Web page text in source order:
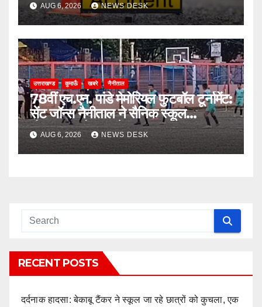
AUG 6, 2026 NEWS DESK
उत्तराखण्ड कुमाऊँ खबरे नैनीताल
78वीं एच.एन. पांडे मेमोरियल फुटबॉल टूर्नामेंट:
सेंट जॉन्स नैनीताल ने सैनिक स्कूल
घोड़ाखाल को 1-0 से हराया
AUG 6, 2026 NEWS DESK
RECENT POSTS
दर्दनाक हादसा: बेकाबू टैंकर ने स्कूल जा रहे छात्रों को कुचला, एक